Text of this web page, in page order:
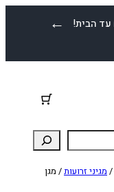
←
/ מגיני זרועות/ מגן